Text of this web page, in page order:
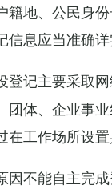
地、公民身
息应当准确详
登记主要采取
团体、企业事
工作场所设
因不能自主完